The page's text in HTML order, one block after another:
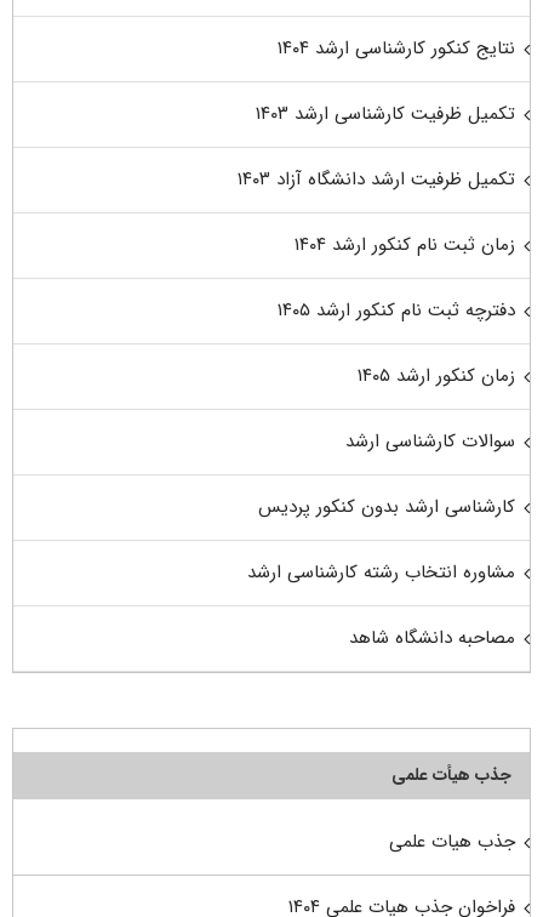
نتایج کنکور کارشناسی ارشد ۱۴۰۴
تکمیل ظرفیت کارشناسی ارشد ۱۴۰۳
تکمیل ظرفیت ارشد دانشگاه آزاد ۱۴۰۳
زمان ثبت نام کنکور ارشد ۱۴۰۴
دفترچه ثبت نام کنکور ارشد ۱۴۰۵
زمان کنکور ارشد ۱۴۰۵
سوالات کارشناسی ارشد
کارشناسی ارشد بدون کنکور پردیس
مشاوره انتخاب رشته کارشناسی ارشد
مصاحبه دانشگاه شاهد
جذب هیأت علمی
جذب هیات علمی
فراخوان جذب هیات علمی ۱۴۰۴